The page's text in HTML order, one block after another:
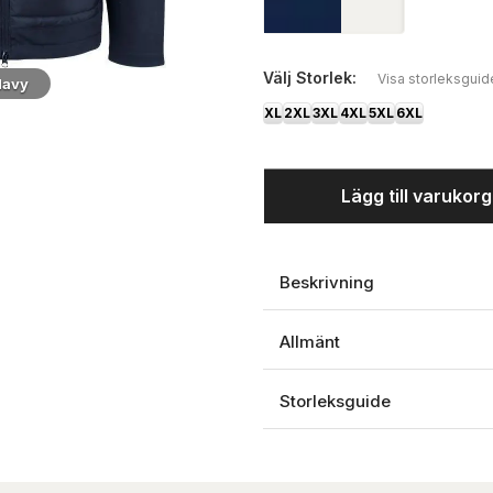
Sida
Välj Storlek: Visa
XL 2XL3XL 4XL5XL 6XL
Lägg till
Beskrivning
Allmänt
Storleksguide